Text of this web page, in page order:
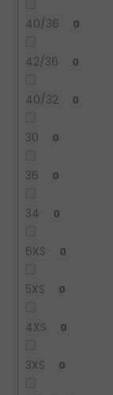
40/36 0
42/36 0
40/32 0
30 0
36 0
34 0
6XS 0
5XS 0
4XS 0
3XS 0